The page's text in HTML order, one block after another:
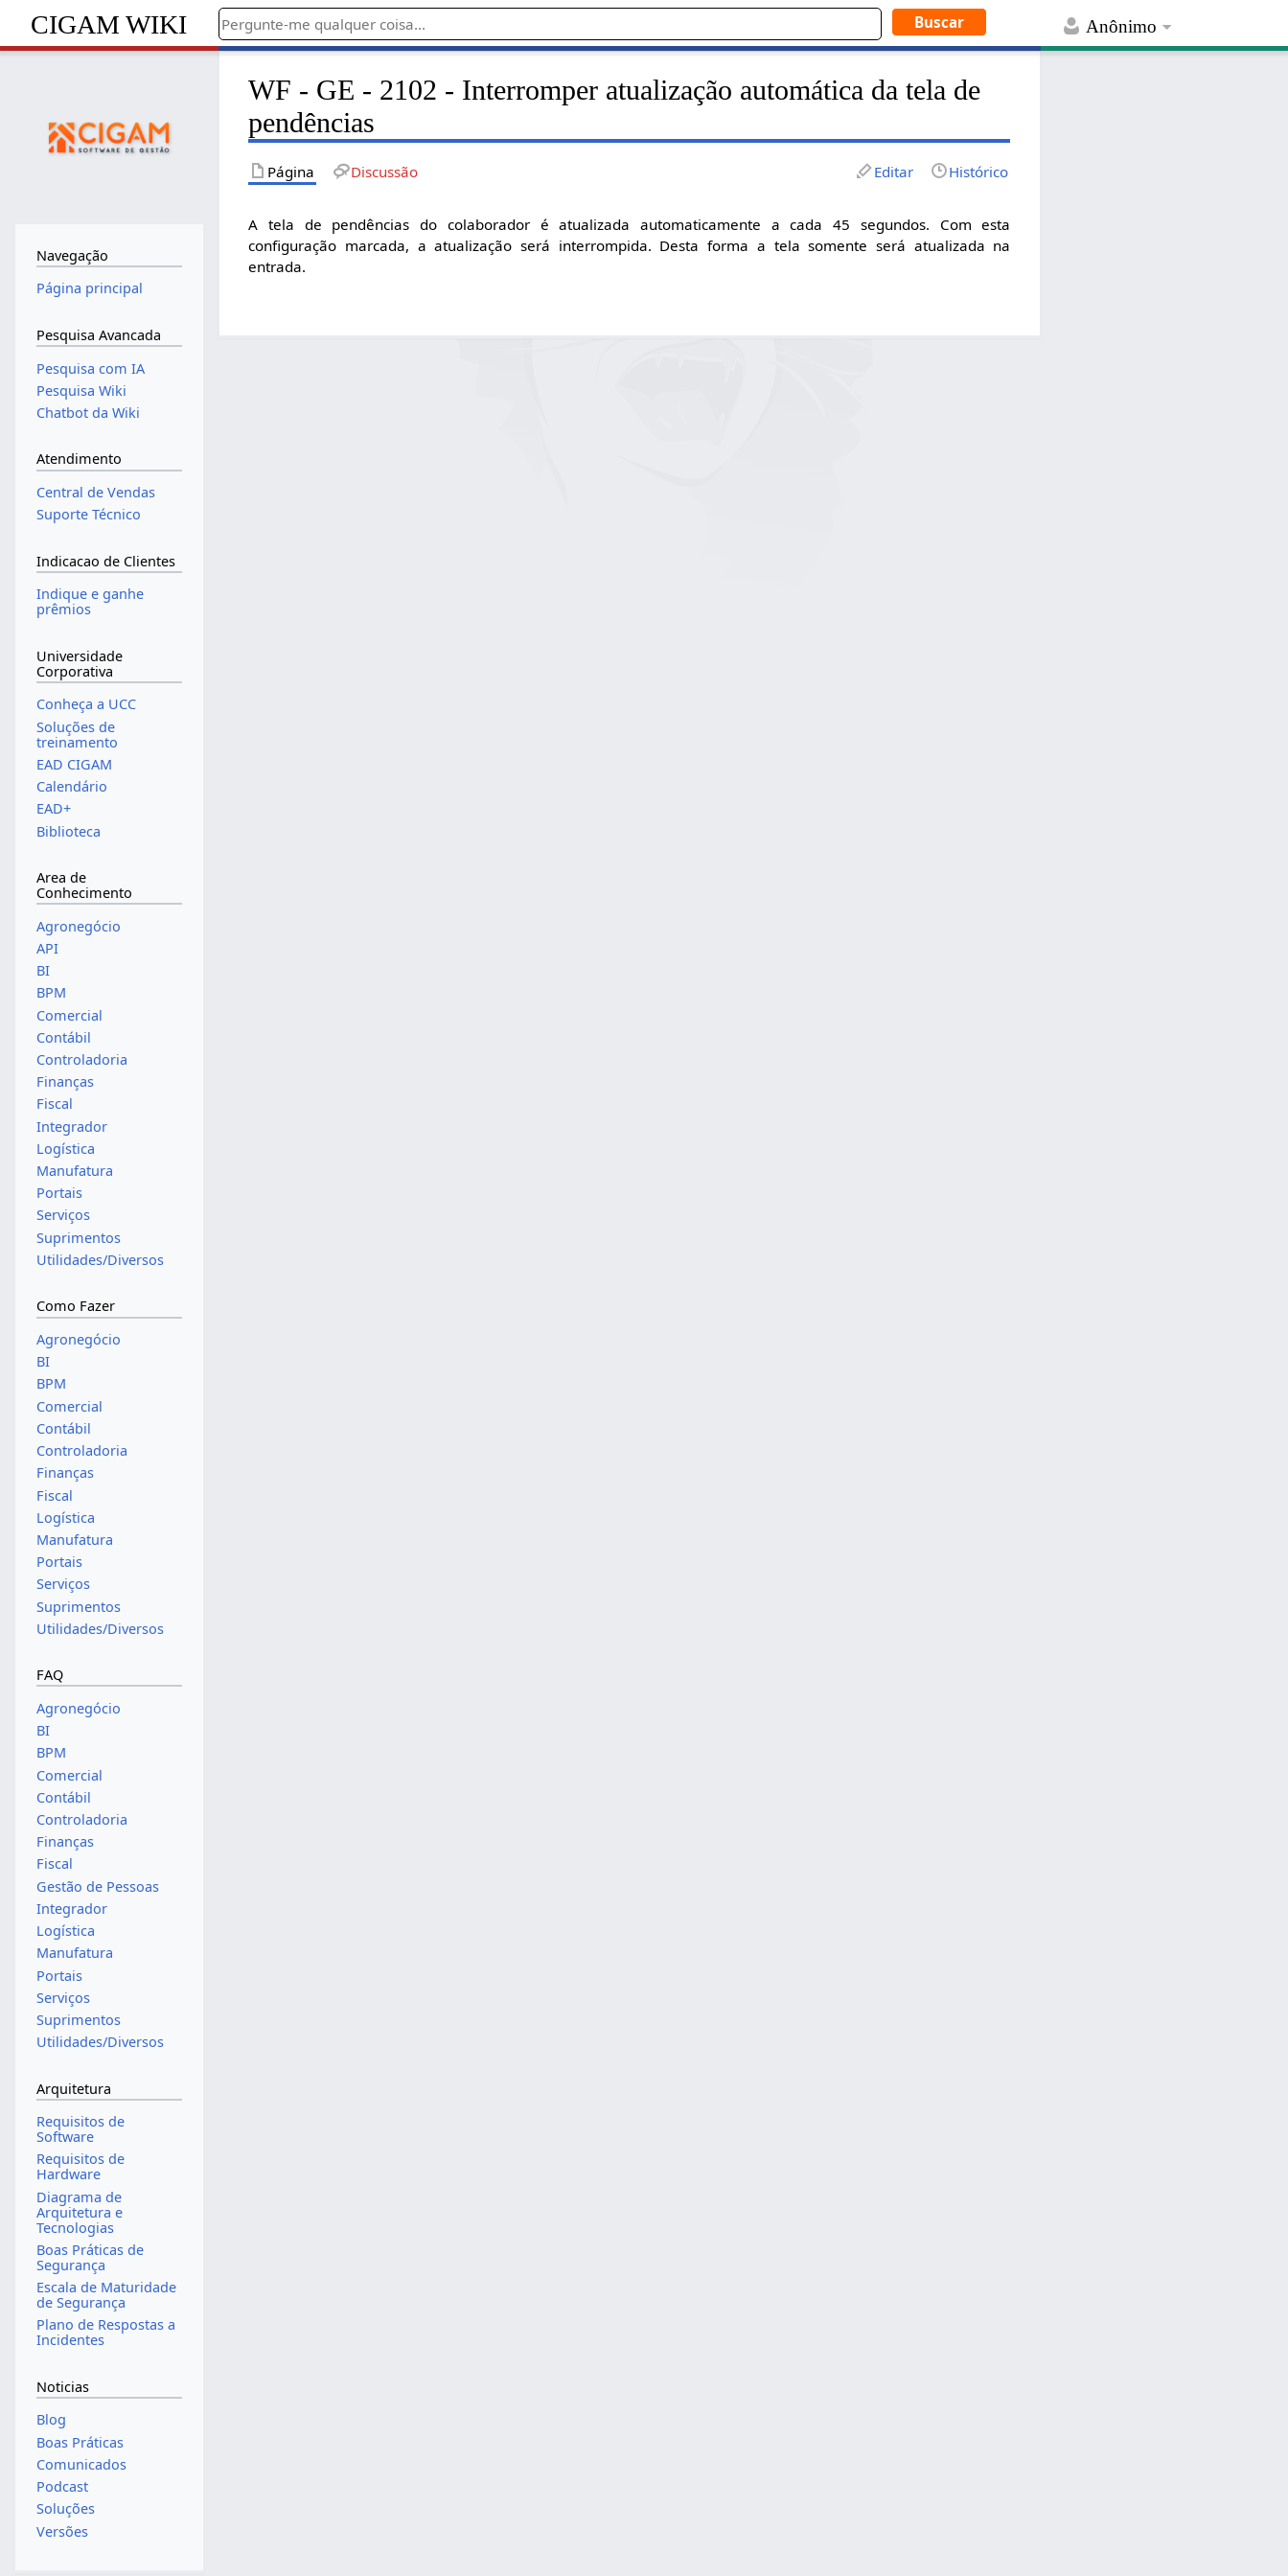
Anônimo
CIGAM WIKI
WF - GE - 2102 - Interromper atualização automática da tela de
pendências
Página Discussão Editar Histórico
A tela de pendências do colaborador é atualizada automaticamente a cada 45 segundos. Com esta
configuração marcada, a atualização será interrompida. Desta forma a tela somente será atualizada na
entrada.
Navegação
Página principal
Pesquisa Avancada
Pesquisa com IA
Pesquisa Wiki
Chatbot da Wiki
Atendimento
Central de Vendas
Suporte Técnico
Indicacao de Clientes
Indique e ganhe
prêmios
Universidade
Corporativa
Conheça a UCC
Soluções de
treinamento
EAD CIGAM
Calendário
EAD+
Biblioteca
Area de
Conhecimento
Agronegócio
API
BI
BPM
Comercial
Contábil
Controladoria
Finanças
Fiscal
Integrador
Logística
Manufatura
Portais
Serviços
Suprimentos
Utilidades/Diversos
Como Fazer
Agronegócio
BI
BPM
Comercial
Contábil
Controladoria
Finanças
Fiscal
Logística
Manufatura
Portais
Serviços
Suprimentos
Utilidades/Diversos
FAQ
Agronegócio
BI
BPM
Comercial
Contábil
Controladoria
Finanças
Fiscal
Gestão de Pessoas
Integrador
Logística
Manufatura
Portais
Serviços
Suprimentos
Utilidades/Diversos
Arquitetura
Requisitos de
Software
Requisitos de
Hardware
Diagrama de
Arquitetura e
Tecnologias
Boas Práticas de
Segurança
Escala de Maturidade
de Segurança
Plano de Respostas a
Incidentes
Noticias
Blog
Boas Práticas
Comunicados
Podcast
Soluções
Versões